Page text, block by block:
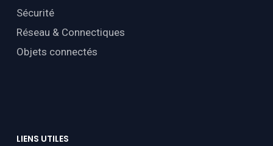
Sécurité
Réseau & Connectiques
Objets connectés
LIENS UTILES